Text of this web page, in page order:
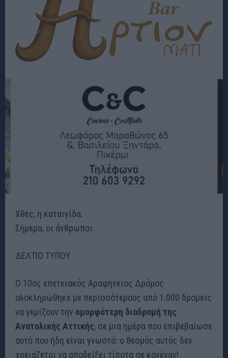
Χθες, η καταιγίδα.
Σήμερα, οι άνθρωποι.
ΔΕΛΤΙΟ ΤΥΠΟΥ
Ο 10ος επετειακός Αραφήνειος Δρόμος
ολοκληρώθηκε με περισσότερους από 1.000 δρομείς
να γεμίζουν την ομορφότερη διαδρομή της
Ανατολικής Αττικής, σε μια ημέρα που επιβεβαίωσε
αυτό που ήδη είναι γνωστό: ο θεσμός αυτός δεν
χρειάζεται να αποδείξει τίποτα σε κανέναν!